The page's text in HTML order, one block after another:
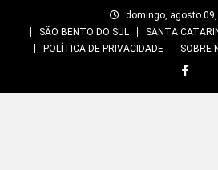
domingo, agosto
SÃO BENTO DO SUL
SANTA
POLÍTICA DE PRIVACIDADE
SOBRE